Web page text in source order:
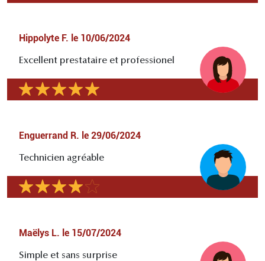
Hippolyte F. le 10/06/2024
Excellent prestataire et professionel
Enguerrand R. le 29/06/2024
Technicien agréable
Maëlys L. le 15/07/2024
Simple et sans surprise